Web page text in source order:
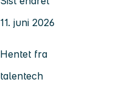
11. juni 2026
Hentet fra
talentech